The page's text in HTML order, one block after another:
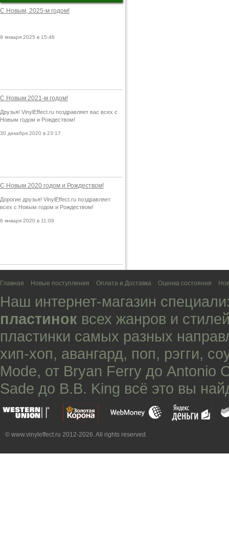
С Новым, 2025-м годом!
9 января 2025 в 15:46
С Новым 2021-м годом!
Друзья! VinylEffect.ru поздравляет вас всех с
Новым годом и Рождеством!
30 декабря 2020 в 23:17
С Новым 2020 годом и Рождеством!
Дорогие друзья! VinylEffect.ru поздравляет
всех с Новым годом и Рождеством!
6 января 2020 в 11:09
Главная Новые поступления Оплата и Доставка Оценка состояния
Наш интернет-магазин
пластинок всех жанров и
пластинки самых разных
хип-хоп, авангард, поп, рэгги,
Mode, от Bryan Ferry до Antonio
Sade до B.B. King всё это вы
© www.vinyleffect.ru 2012-2026. All rights reserved.